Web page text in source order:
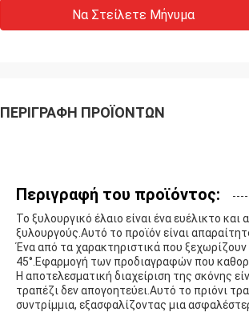
Να Στείλετε Μήνυμα
ΠΕΡΙΓΡΑΦΉ ΠΡΟΪΌΝΤΩΝ
Περιγραφή του προϊόντος:
Το ξυλουργικό έλαιο είναι ένα ευέλικτο
ξυλουργούς.Αυτό το προϊόν είναι
Ένα από τα χαρακτηριστικά που
45°.Εφαρμογή των προδιαγραφών που
Η αποτελεσματική διαχείριση της σκόνης
τραπέζι δεν απογοητεύει.Αυτό το πριόνι
συντρίμμια, εξασφαλίζοντας μια